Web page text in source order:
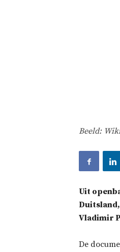
Beeld:
Uit
Vladimir
De